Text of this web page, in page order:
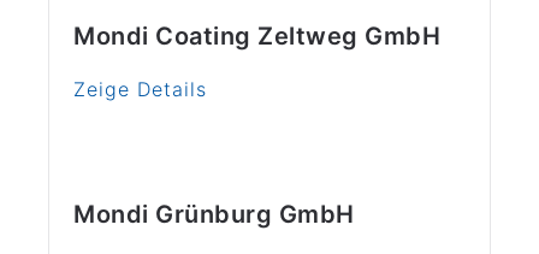
Mondi Coating Zeltweg GmbH
Zeige Details
Mondi Grünburg GmbH